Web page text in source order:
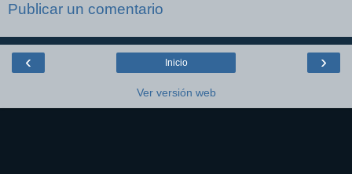
Publicar un comentario
‹ ›
Inicio
Ver versión web